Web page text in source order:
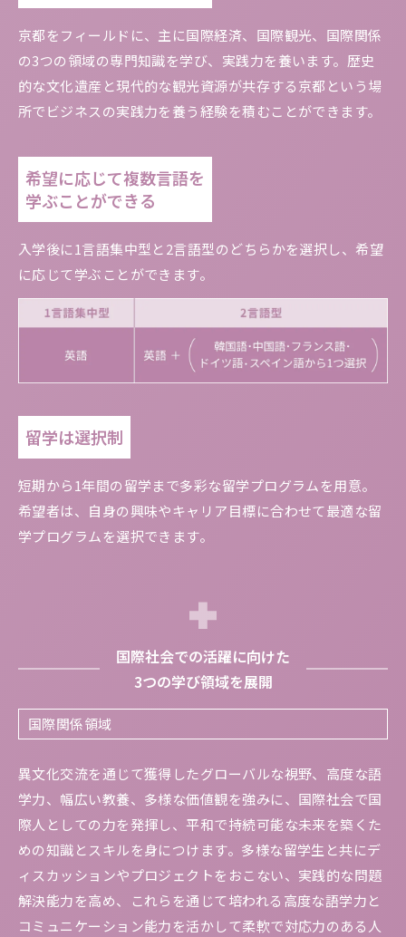
京都をフィールドに、主に国際経済、国際観光、国際関係
の3つの領域の専門知識を学び、実践力を養います。歴史
的な文化遺産と現代的な観光資源が共存する京都という場
所でビジネスの実践力を養う経験を積むことができます。
希望に応じて複数言語を
学ぶことができる
入学後に1言語集中型と2言語型のどちらかを選択し、希望
に応じて学ぶことができます。
留学は選択制
短期から1年間の留学まで多彩な留学プログラムを用意。
希望者は、自身の興味やキャリア目標に合わせて最適な留
学プログラムを選択できます。
国際社会での活躍に向けた
3つの学び領域を展開
国際関係領域
異文化交流を通じて獲得したグローバルな視野、高度な語
学力、幅広い教養、多様な価値観を強みに、国際社会で国
際人としての力を発揮し、平和で持続可能な未来を築くた
めの知識とスキルを身につけます。多様な留学生と共にデ
ィスカッションやプロジェクトをおこない、実践的な問題
解決能力を高め、これらを通じて培われる高度な語学力と
コミュニケーション能力を活かして柔軟で対応力のある人